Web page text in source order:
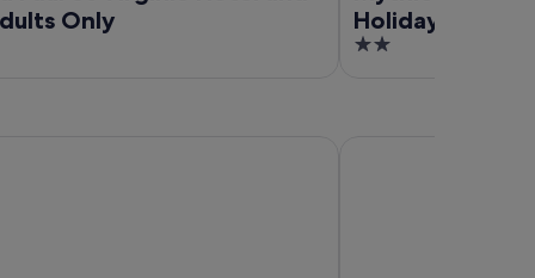
Only
Holidays
2